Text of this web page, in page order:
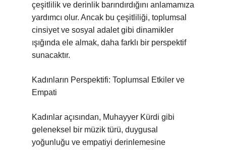
çeşitlilik ve derinlik barındırdığını anlamamıza
yardımcı olur. Ancak bu çeşitliliği, toplumsal
cinsiyet ve sosyal adalet gibi dinamikler
ışığında ele almak, daha farklı bir perspektif
sunacaktır.
Kadınların Perspektifi: Toplumsal Etkiler ve
Empati
Kadınlar açısından, Muhayyer Kürdi gibi
geleneksel bir müzik türü, duygusal
yoğunluğu ve empatiyi derinlemesine